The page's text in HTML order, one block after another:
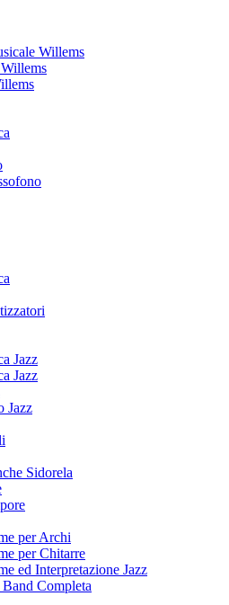
Willems
Jazz
Jazz
Jazz
Sidorela
per Archi
per Chitarre
ed Interpretazione Jazz
Completa